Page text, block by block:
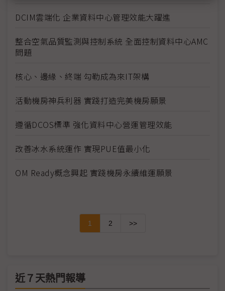
DCIM雲端化 企業資料中心管理效能大躍進
整合空氣品質監測與控制系統 全面控制資料中心AMC
問題
核心、邊緣、終端 勾勒成為來IT架構
活動機房神兵利器 實踐打造完美機房願景
遵循DCOS標準 強化資料中心營運管理效能
改善冰水系統運作 實現PUE值最小化
OM Ready概念興起 實踐機房永續維運願景
1 2 >>
近７天熱門報導